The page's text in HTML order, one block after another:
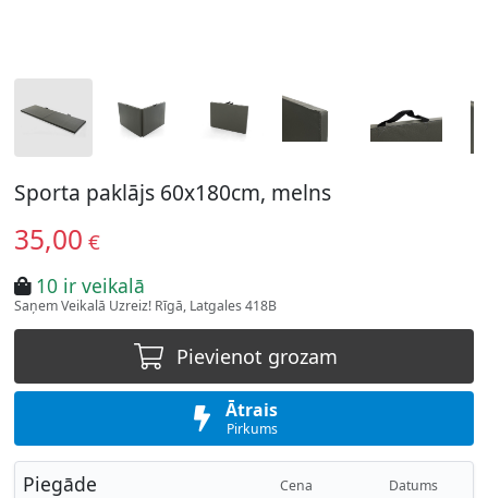
Sporta paklājs 60x180cm, melns
35,00 €
10 ir veikalā
Saņem Veikalā Uzreiz! Rīgā, Latgales 418B
Pievienot grozam
Ātrais
Pirkums
Piegāde Cena Datums